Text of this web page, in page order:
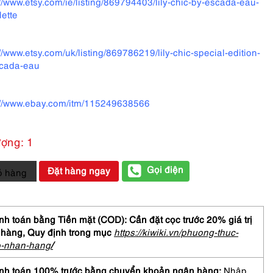
www.etsy.com/uk/listing/869786219/lily-chic-special-edition-
eau
www.ebay.com/itm/115249638566
1
hàng Đặt hàng ngay Gọi điện
toán bằng Tiền mặt (COD): Cần đặt cọc trước 20% giá trị
Quy định trong mục https://kiwiki.vn/phuong-thuc-
nhan-hang/
toán 100% trước bằng chuyển khoản ngân hàng: Nhập